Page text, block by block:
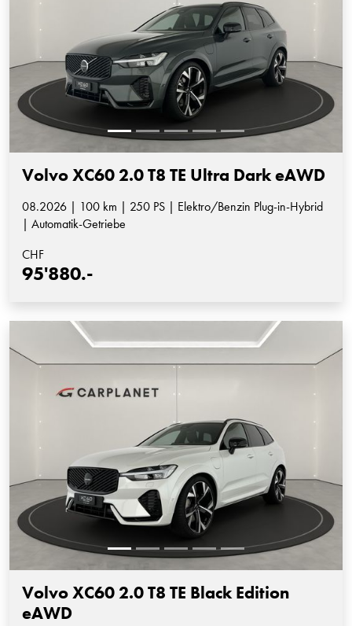
Volvo XC60 2.0 T8 TE Ultra Dark eAWD
08.2026 | 100 km | 250 PS | Elektro/Benzin Plug-in-Hybrid
| Automatik-Getriebe
CHF
95'880.-
Volvo XC60 2.0 T8 TE Black Edition
eAWD